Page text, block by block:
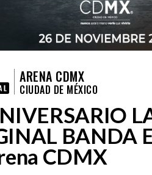
ARENA CDMX
CIUDAD DE MÉXICO
BANDA
CDMX